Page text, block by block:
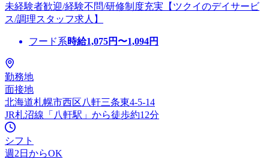
未経験者歓迎/経験不問/研修制度充実【ツクイのデイサービ
ス/調理スタッフ求人】
フード系時給1,075円〜1,094円
勤務地
面接地
北海道札幌市西区八軒三条東4-5-14
JR札沼線「八軒駅」から徒歩約12分
シフト
週2日からOK